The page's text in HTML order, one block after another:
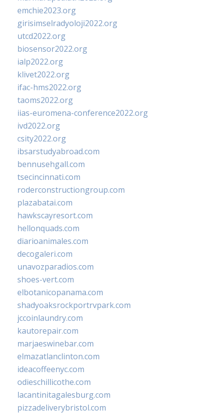
emchie2023.org
girisimselradyoloji2022.org
utcd2022.org
biosensor2022.org
ialp2022.org
klivet2022.org
ifac-hms2022.org
taoms2022.org
iias-euromena-conference2022.org
ivd2022.org
csity2022.org
ibsarstudyabroad.com
bennusehgall.com
tsecincinnati.com
roderconstructiongroup.com
plazabatai.com
hawkscayresort.com
hellonquads.com
diarioanimales.com
decogaleri.com
unavozparadios.com
shoes-vert.com
elbotanicopanama.com
shadyoaksrockportrvpark.com
jccoinlaundry.com
kautorepair.com
marjaeswinebar.com
elmazatlanclinton.com
ideacoffeenyc.com
odieschillicothe.com
lacantinitagalesburg.com
pizzadeliverybristol.com